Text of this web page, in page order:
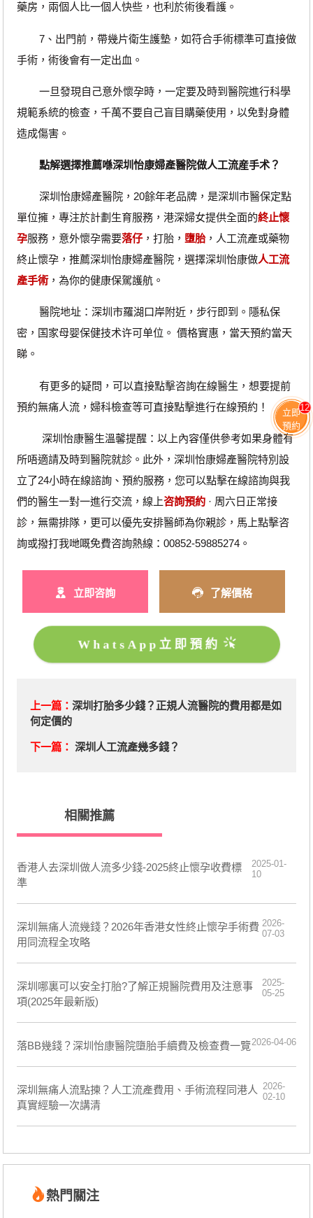
藥房，兩個人比一個人快些，也利於術後看護。
7、出門前，帶幾片衛生護墊，如符合手術標準可直接做
手術，術後會有一定出血。
一旦發現自己意外懷孕時，一定要及時到醫院進行科學
規範系統的檢查，千萬不要自己盲目購藥使用，以免對身體
造成傷害。
點解選擇推薦喺深圳怡康婦產醫院做人工流産手术？
深圳怡康婦產醫院，20餘年老品牌，是深圳市醫保定點
單位擁，專注於計劃生育服務，港深婦女提供全面的終止懷
孕服務，意外懷孕需要落仔，打胎， 墮胎，人工流產或藥物
終止懷孕，推薦深圳怡康婦產醫院，選擇深圳怡康做人工流
產手術，為你的健康保駕護航。
醫院地址：深圳市羅湖口岸附近，步行即到。隱私保
密，国家母婴保健技术许可单位。 價格實惠，當天預約當天
睇。
有更多的疑問，可以直接點擊咨詢在線醫生，想要提前
預約無痛人流，婦科檢查等可直接點擊進行在線預約！
深圳怡康醫生溫馨提醒：以上內容僅供參考如果身體有
所唔適請及時到醫院就診。此外，深圳怡康婦產醫院特別設
立了24小時在線諮詢、預約服務，您可以點擊在線諮詢與我
們的醫生一對一進行交流，線上咨詢預約· ‎周六日正常接
診，無需排隊，更可以優先安排醫師為你親診，馬上點擊咨
詢或撥打我哋嘅免費咨詢熱線：00852-59885274。
立即咨詢 了解價格
WhatsApp立即預約
上一篇： 深圳打胎多少錢？正規人流醫院的費用都是如
何定價的
下一篇： 深圳人工流產幾多錢？
相關推薦
香港人去深圳做人流多少錢-2025終止懷孕收費標
準
2025-01-
10
深圳無痛人流幾錢？2026年香港女性終止懷孕手術費
用同流程全攻略
2026-
07-03
深圳哪裏可以安全打胎?了解正規醫院費用及注意事
項(2025年最新版)
2025-
05-25
落BB幾錢？深圳怡康醫院墮胎手續費及檢查費一覽2026-04-06
深圳無痛人流點揀？人工流產費用、手術流程同港人
真實經驗一次講清
2026-
02-10
熱門關注
立即
預約
12